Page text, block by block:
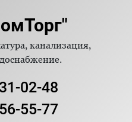
канализация,
02-48
55-77